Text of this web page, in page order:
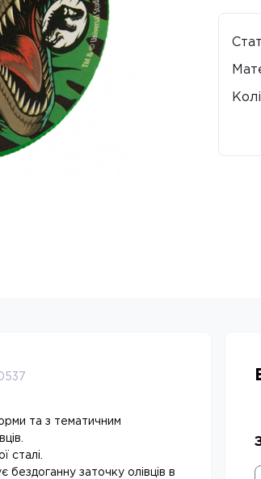
та з тематичним
сталі.
бездоганну заточку олівців в